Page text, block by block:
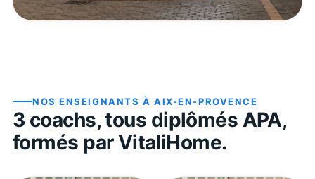
NOS ENSEIGNANTS ÀAIX-EN-PROVENCE
3 coachs, tous diplômés APA,
formés par VitaliHome.